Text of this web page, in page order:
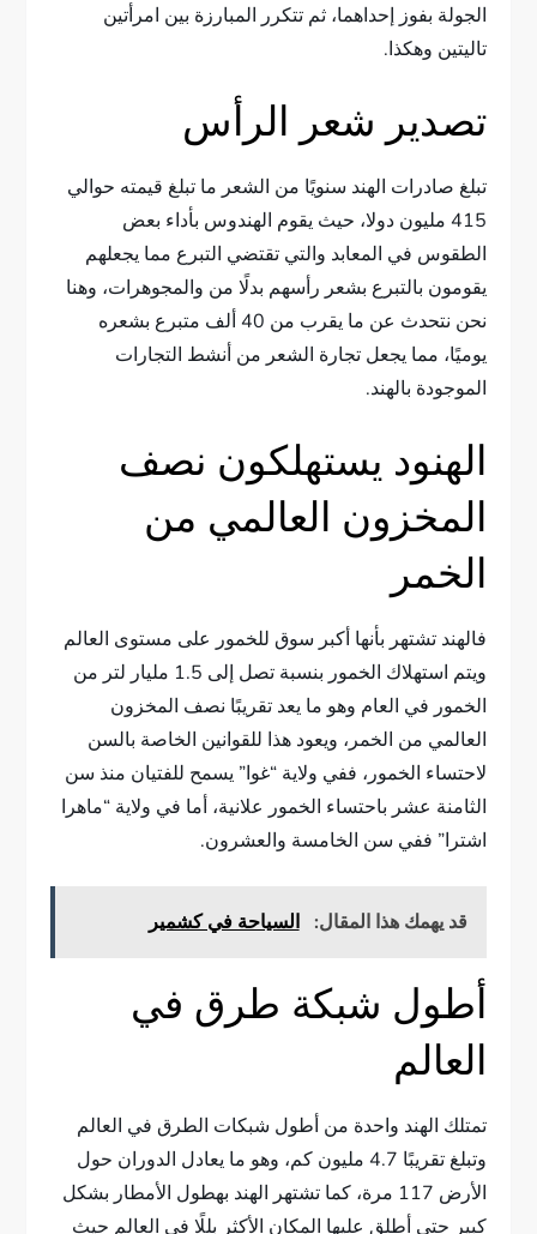
الجولة بفوز إحداهما، ثم تتكرر المبارزة بين امرأتين
تاليتين وهكذا.
تصدير شعر الرأس
تبلغ صادرات الهند سنويًا من الشعر ما تبلغ قيمته حوالي
415 مليون دولا، حيث يقوم الهندوس بأداء بعض
الطقوس في المعابد والتي تقتضي التبرع مما يجعلهم
يقومون بالتبرع بشعر رأسهم بدلًا من والمجوهرات، وهنا
نحن نتحدث عن ما يقرب من 40 ألف متبرع بشعره
يوميًا، مما يجعل تجارة الشعر من أنشط التجارات
الموجودة بالهند.
الهنود يستهلكون نصف
المخزون العالمي من
الخمر
فالهند تشتهر بأنها أكبر سوق للخمور على مستوى العالم
ويتم استهلاك الخمور بنسبة تصل إلى 1.5 مليار لتر من
الخمور في العام وهو ما يعد تقريبًا نصف المخزون
العالمي من الخمر، ويعود هذا للقوانين الخاصة بالسن
لاحتساء الخمور، ففي ولاية “غوا” يسمح للفتيان منذ سن
الثامنة عشر باحتساء الخمور علانية، أما في ولاية “ماهرا
اشترا” ففي سن الخامسة والعشرون.
قد يهمك هذا المقال: السياحة في كشمير
أطول شبكة طرق في
العالم
تمتلك الهند واحدة من أطول شبكات الطرق في العالم
وتبلغ تقريبًا 4.7 مليون كم، وهو ما يعادل الدوران حول
الأرض 117 مرة، كما تشتهر الهند بهطول الأمطار بشكل
كبير حتى أطلق عليها المكان الأكثر بللًا في العالم حيث